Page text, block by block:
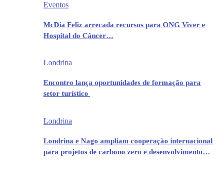
Eventos
McDia Feliz arrecada recursos para ONG Viver e
Hospital do Câncer…
Londrina
Encontro lança oportunidades de formação para
setor turístico
Londrina
Londrina e Nago ampliam cooperação internacional
para projetos de carbono zero e desenvolvimento…